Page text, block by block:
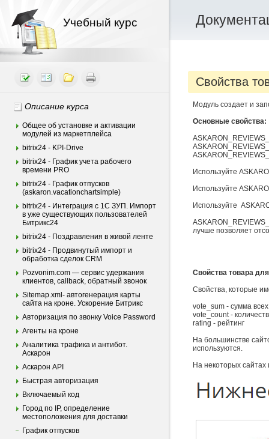
Учебный курс
Свойства
Описание курса
Общее об установке и активации
модулей из маркетплейса
bitrix24 - KPI-Drive
bitrix24 - График учета рабочего
времени PRO
bitrix24 - График отпусков
(askaron.vacationchartsimple)
bitrix24 - Интеграция c 1С ЗУП. Импорт
в уже существующих пользователей
Битрикс24
bitrix24 - Поздравления в живой ленте
bitrix24 - Продвинутый импорт и
обработка сделок CRM
Pozvonim.com — сервис удержания
клиентов, callback, обратный звонок
Sitemap.xml- автогенерация карты
сайта на кроне. Ускорение Битрикс
Авторизация по звонку Voice Password
Агенты на кроне
Аналитика трафика и антибот.
Аскарон
Аскарон API
Быстрая авторизация
Включаемый код
Город по IP, определение
местоположения для доставки
График отпусков
Модуль создает и
Основные свойства:
Используйте
Используйте
Используйте
лучше позволяет
Свойства товара
Свойства, которые
vote_sum - сумма
vote_count -
rating - рейтинг
На большинстве
используются.
На некоторых сайтах